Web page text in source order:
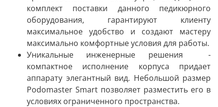
комплект поставки данного педикюрного
оборудования, гарантируют клиенту
максимальное удобство и создают мастеру
максимально комфортные условия для работы.
Уникальные инженерные решения
-
компактное исполнение корпуса придает
аппарату элегантный вид. Небольшой размер
Podomaster Smart позволяет разместить его в
условиях ограниченного пространства.